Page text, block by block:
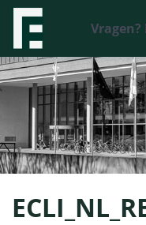
Vragen?